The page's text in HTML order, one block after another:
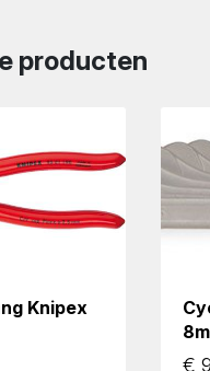
producten
Knipex
€